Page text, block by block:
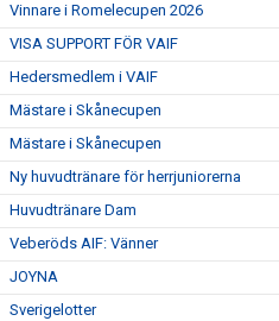
Vinnare i Romelecupen 2026
VISA SUPPORT FÖR VAIF
Hedersmedlem i VAIF
Mästare i Skånecupen
Mästare i Skånecupen
Ny huvudtränare för herrjuniorerna
Huvudtränare Dam
Veberöds AIF: Vänner
JOYNA
Sverigelotter